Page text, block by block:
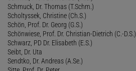
Schmuck, Dr. Thomas (T.Schm.)
Scholtyssek, Christine (Ch.S.)
Schön, Prof. Dr. Georg (G.S.)
Schönwiese, Prof. Dr. Christian-Dietrich (C.-D.S.)
Schwarz, PD Dr. Elisabeth (E.S.)
Seibt, Dr. Uta
Sendtko, Dr. Andreas (A.Se.)